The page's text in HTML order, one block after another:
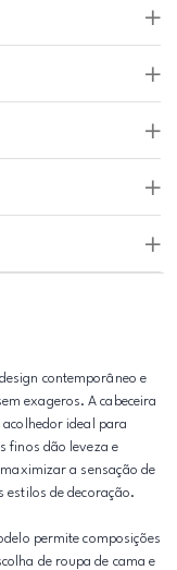
contemporâneo e
exageros. A cabeceira
ideal para
finos dão leveza e
a sensação de
estilos de decoração.
permite composições
de roupa de cama e